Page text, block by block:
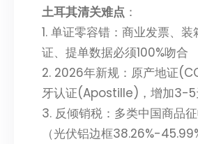
土耳其清关难点 ：
1. 单证零容错：商业发票、
证、提单数据必须100%吻合
2. 2026年新规：原产地证
牙认证(Apostille)，增加3-5
3. 反倾销税：多类中国商品
（光伏铝边框38.26%-